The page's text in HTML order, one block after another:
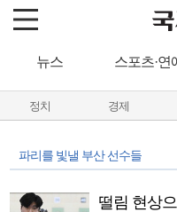
뉴스 스포츠·연
정치 경제
파리를 빛낼 부산 선수들
떨림 현상